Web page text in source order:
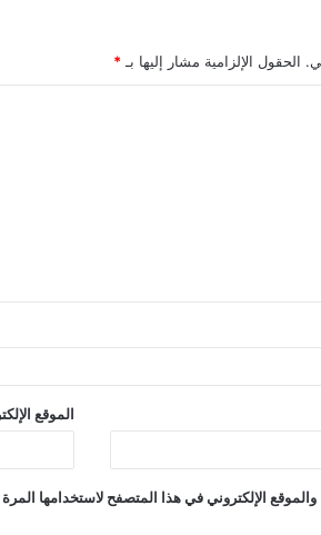
الحقول الإلزامية مشار إليها بـ *
الموقع
الإلكتروني في هذا المتصفح لاستخدامها